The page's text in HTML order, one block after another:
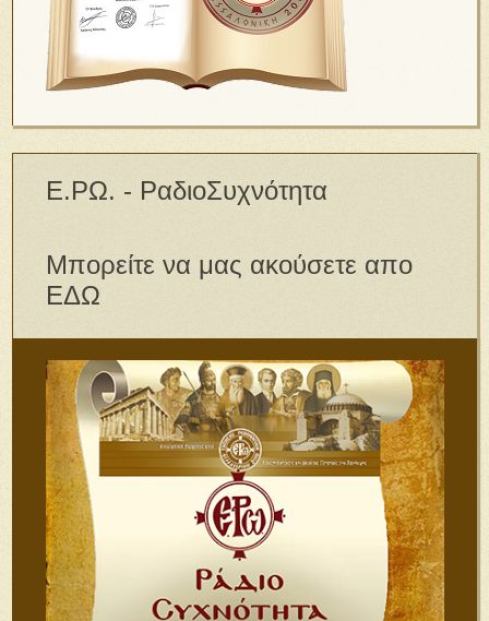
Ε.ΡΩ. - ΡαδιοΣυχνότητα
Μπορείτε να μας ακούσετε απο
ΕΔΩ